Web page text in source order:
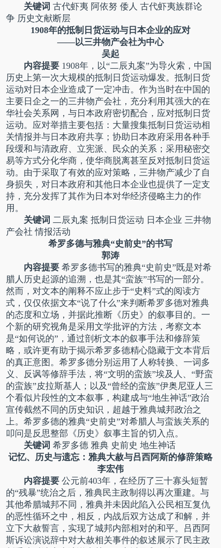
关键词 古代虾夷 阿依努 倭人 古代虾夷族群论
争 历史文献断层
1908年的抵制日货运动与日本企业的应对
——以三井物产会社为中心
吴起
内容提要1908年，以“二辰丸案”为导火索，中国
历史上第一次大规模的抵制日货运动爆发。抵制日货
运动对日本企业造成了一定冲击。作为当时在中国的
主要日企之一的三井物产会社，充分利用其强大的在
华社会关系网，与日本政府密切配合，应对抵制日货
运动。应对举措主要包括：大量搜集抵制日货运动相
关情报并与日本政府共享；协助日本政府采用各种手
段缓和与清政府、立宪派、民众的关系；采用秘密交
易等方式分化华商，使华商脱离甚至反对抵制日货运
动。由于采取了有效的应对策略，三井物产减少了自
身损失，对日本政府和其他日本企业也提供了一定支
持，充分发挥了其作为日本对华经济侵略主力的作
用。
关键词 二辰丸案 抵制日货运动 日本企业 三井物
产会社 情报活动
希罗多德与雅典“史前史”的书写
郭涛
内容提要希罗多德书写的雅典“史前史”既是对希
腊人历史起源的追溯，也是其“蛮族”书写的一部分。
然而，对文本的阐释不应止步于“史料”式的阅读方
式，仅仅依据文本“说了什么”来判断希罗多德对雅典
的态度和立场，并据此推断《历史》的叙事目的。一
个新的研究视角是采用文学批评的方法，考察文本
是“如何说的”，通过剖析文本的叙事手法和修辞策
略，或许更有助于揭示希罗多德精心隐藏于文本背后
的真正意图。希罗多德分别运用了人称转换、一词多
义、反讽等修辞手法，将“文明的蛮族”埃及人、“野蛮
的蛮族”皮拉斯基人；以及“曾经的蛮族”伊奥尼亚人三
个看似片段性的文本叙事，构建成与“地生神话”政治
宣传截然不同的历史知识，超越于雅典城邦政治之
上。希罗多德的雅典“史前史”对希腊人与蛮族关系的
叩问是反思整部《历史》叙事主旨的切入点。
关键词 希罗多德 雅典 史前史 地生神话
记忆、历史与遗忘：雅典大赦与吕西阿斯的修辞策略
李宏伟
内容提要公元前403年，在经历了三十寡头短暂
的“残暴”统治之后，雅典民主政制得以再次重建。与
其他希腊城邦不同，雅典并未因此陷入公民相互复仇
的恶性循环之中，相反，内战后双方达成了和解，并
立下大赦誓言，实现了城邦内部相对的和平。吕西阿
斯诉讼演说辞中对大赦相关事件的叙述展示了民主政